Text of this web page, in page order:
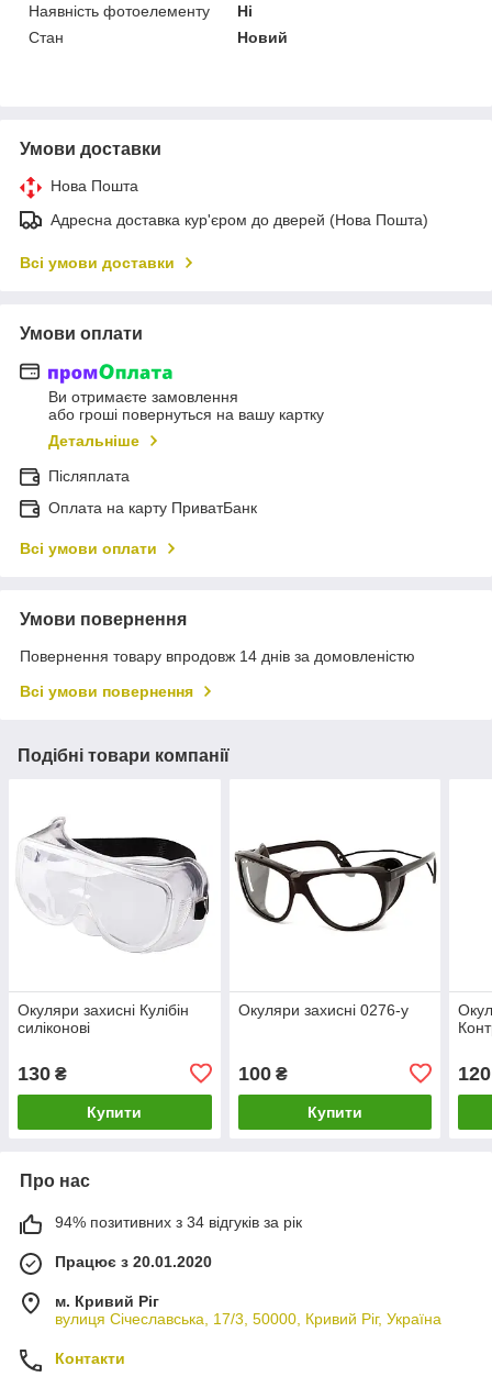
Наявність фотоелементу
Ні
Стан
Новий
Умови доставки
Нова Пошта
Адресна доставка кур'єром до дверей (Нова Пошта)
Всі умови доставки
Умови оплати
Ви отримаєте замовлення
або гроші повернуться на вашу картку
Детальніше
Післяплата
Оплата на карту ПриватБанк
Всі умови оплати
Умови повернення
Повернення товару впродовж 14 днів за домовленістю
Всі умови повернення
Подібні товари компанії
Окуляри захисні Кулібін
силіконові
130 ₴
Купити
Окуляри захисні 0276-у
100₴
Купити
120
Про нас
94% позитивних з 34 відгуків за рік
Працює з 20.01.2020
м. Кривий Ріг
вулиця Січеславська, 17/3, 50000, Кривий Ріг, Україна
Контакти